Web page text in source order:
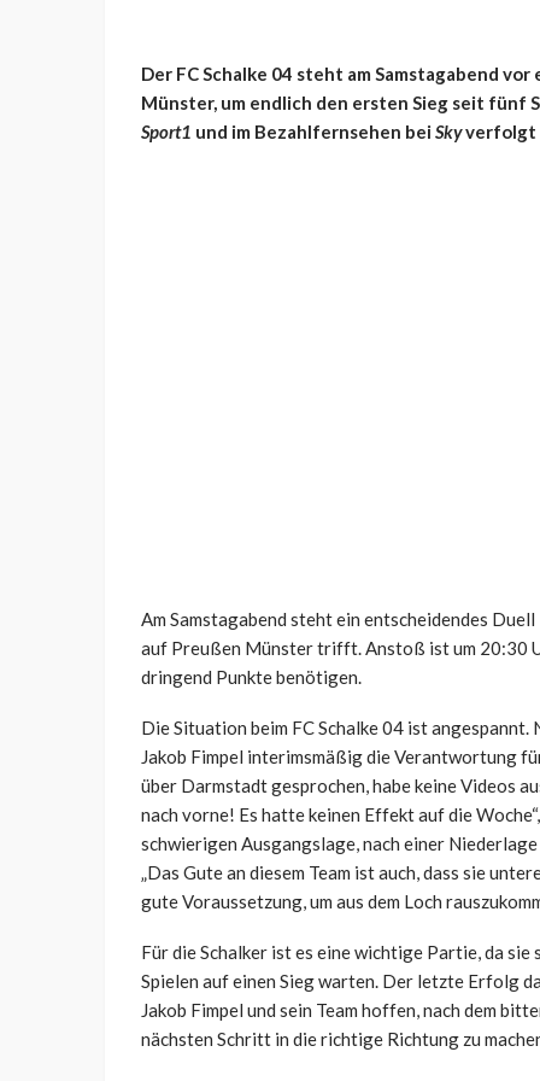
Der FC Schalke 04 steht am Samstagabend
Münster, um endlich den ersten Sieg seit fünf
Sport1 und im Bezahlfernsehen beiSkyverfolgt
Am Samstagabend steht ein entscheidendes
auf Preußen Münster trifft. Anstoß ist um 20:30
dringend Punkte benötigen.
Die Situation beim FC Schalke 04 ist
Jakob Fimpel interimsmäßig die Verantwortung
über Darmstadt gesprochen, habe keine Videos
nach vorne! Es hatte keinen Effekt auf die
schwierigen Ausgangslage, nach einer
„Das Gute an diesem Team ist auch, dass sie
gute Voraussetzung, um aus dem Loch
Für die Schalker ist es eine wichtige Partie, da
Spielen auf einen Sieg warten. Der letzte Erfolg
Jakob Fimpel und sein Team hoffen, nach dem
nächsten Schritt in die richtige Richtung zu